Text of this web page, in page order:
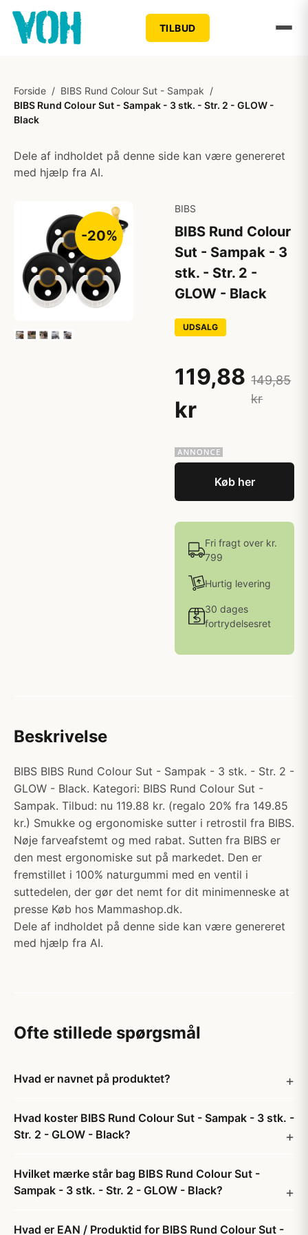
TILBUD
Forside / BIBS Rund Colour Sut - Sampak /
BIBS Rund Colour Sut - Sampak - 3 stk. - Str. 2 - GLOW -
Black
Dele af indholdet på denne side kan være genereret
med hjælp fra AI.
-20%
BIBS
BIBS Rund Colour
Sut - Sampak - 3
stk. - Str. 2 -
GLOW - Black
UDSALG
119,88
kr
149,85
kr
Køb her
Fri fragt over kr.
799
Hurtig levering
30 dages
fortrydelsesret
Beskrivelse
BIBS BIBS Rund Colour Sut - Sampak - 3 stk. - Str. 2 -
GLOW - Black. Kategori: BIBS Rund Colour Sut -
Sampak. Tilbud: nu 119.88 kr. (regalo 20% fra 149.85
kr.) Smukke og ergonomiske sutter i retrostil fra BIBS.
Nøje farveafstemt og med rabat. Sutten fra BIBS er
den mest ergonomiske sut på markedet. Den er
fremstillet i 100% naturgummi med en ventil i
suttedelen, der gør det nemt for dit minimenneske at
presse Køb hos Mammashop.dk.
Dele af indholdet på denne side kan være genereret
med hjælp fra AI.
Ofte stillede spørgsmål
Hvad er navnet på produktet?
Hvad koster BIBS Rund Colour Sut - Sampak - 3 stk. -
Str. 2 - GLOW - Black?
Hvilket mærke står bag BIBS Rund Colour Sut -
Sampak - 3 stk. - Str. 2 - GLOW - Black?
Hvad er EAN / Produktid for BIBS Rund Colour Sut -